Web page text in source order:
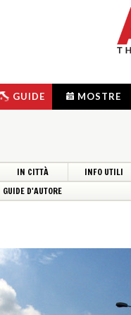
GUIDE MOSTRE
IN CITTÀ
INFO UTILI
GUIDE D'AUTORE